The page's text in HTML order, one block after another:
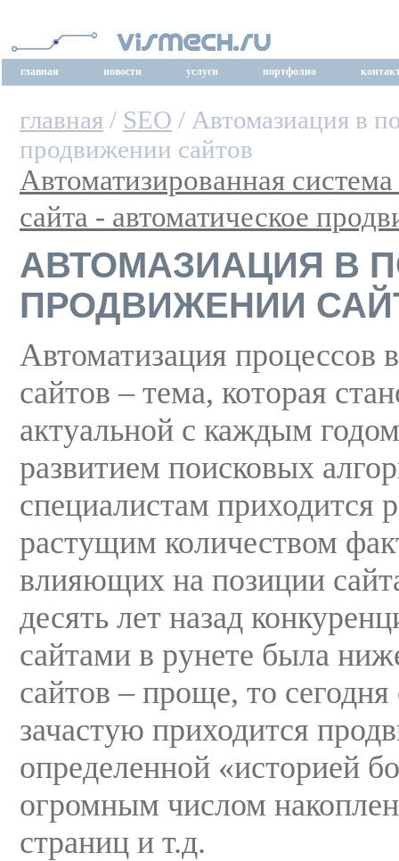
главная новости услуги портфолио
главная / SEO / Автомазиация в
продвижении сайтов
Автоматизированная
сайта - автоматическое
АВТОМАЗИАЦИЯ В
ПРОДВИЖЕНИИ
Автоматизация процессов
сайтов – тема, которая
актуальной с каждым
развитием поисковых
специалистам приходится
растущим количеством
влияющих на позиции
десять лет назад
сайтами в рунете была
сайтов – проще, то
зачастую приходится
определенной «историей
огромным числом
страниц и т.д.